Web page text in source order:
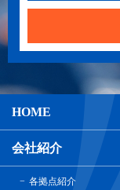
HOME
会社紹介
各拠点紹介